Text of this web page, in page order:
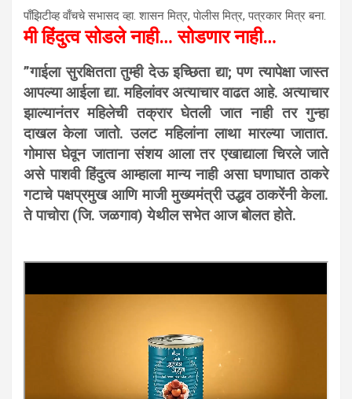
पाँझिटीव्ह वाँचचे सभासद व्हा. शासन मित्र, पाेलीस मित्र, पत्रकार मित्र बना.
मी हिंदुत्व सोडले नाही… सोडणार नाही…
”गाईला सुरक्षितता तुम्ही देऊ इच्छिता द्या; पण त्यापेक्षा जास्त
आपल्या आईला द्या. महिलांवर अत्याचार वाढत आहे. अत्याचार
झाल्यानंतर महिलेची तक्रार घेतली जात नाही तर गुन्हा
दाखल केला जातो. उलट महिलांना लाथा मारल्या जातात.
गोमास घेवून जाताना संशय आला तर एखाद्याला चिरले जाते
असे पाशवी हिंदुत्व आम्हाला मान्य नाही असा घणाघात ठाकरे
गटाचे पक्षप्रमुख आणि माजी मुख्यमंत्री उद्धव ठाकरेंनी केला.
ते पाचोरा (जि. जळगाव) येथील सभेत आज बोलत होते.